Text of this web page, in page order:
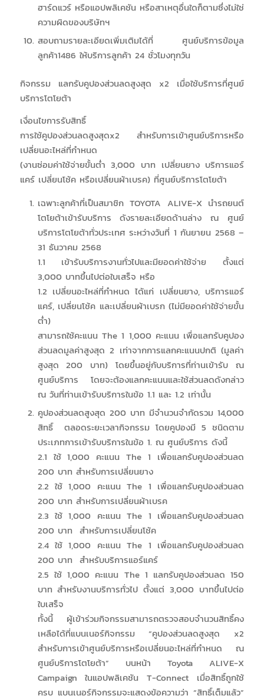
ฮาร์ดแวร์ หรือแอปพลิเคชัน หรือสาเหตุอื่นใดก็ตามซึ่งไม่ใช่
ความผิดของบริษัทฯ
สอบถามรายละเอียดเพิ่มเติมได้ที่ ศูนย์บริการข้อมูล
ลูกค้า1486 ให้บริการลูกค้า 24 ชั่วโมงทุกวัน
กิจกรรม แลกรับคูปองส่วนลดสูงสุด x2 เมื่อใช้บริการที่ศูนย์
บริการโตโยต้า
เงื่อนไขการรับสิทธิ์
การใช้คูปองส่วนลดสูงสุดx2 สำหรับการเข้าศูนย์บริการหรือ
เปลี่ยนอะไหล่ที่กำหนด
(งานซ่อมค่าใช้จ่ายขั้นต่ำ 3,000 บาท เปลี่ยนยาง บริการแอร์
แคร์ เปลี่ยนโช้ค หรือเปลี่ยนผ้าเบรค) ที่ศูนย์บริการโตโยต้า
เฉพาะลูกค้าที่เป็นสมาชิก TOYOTA ALIVE-X นำรถยนต์
โตโยต้าเข้ารับบริการ ดังรายละเอียดด้านล่าง ณ ศูนย์
บริการโตโยต้าทั่วประเทศ ระหว่างวันที่ 1 กันยายน 2568 –
31 ธันวาคม 2568
1.1 เข้ารับบริการงานทั่วไปและมียอดค่าใช้จ่าย ตั้งแต่
3,000 บาทขึ้นไปต่อใบเสร็จ หรือ
1.2 เปลี่ยนอะไหล่ที่กำหนด ได้แก่ เปลี่ยนยาง, บริการแอร์
แคร์, เปลี่ยนโช้ค และเปลี่ยนผ้าเบรก (ไม่มียอดค่าใช้จ่ายขั้น
ต่ำ)
สามารถใช้คะแนน The 1 1,000 คะแนน เพื่อแลกรับคูปอง
ส่วนลดมูลค่าสูงสุด 2 เท่าจากการแลกคะแนนปกติ (มูลค่า
สูงสุด 200 บาท) โดยขึ้นอยู่กับบริการที่ท่านเข้ารับ ณ
ศูนย์บริการ โดยจะต้องแลกคะแนนและใช้ส่วนลดดังกล่าว
ณ วันที่ท่านเข้ารับบริการในข้อ 1.1 และ 1.2 เท่านั้น
คูปองส่วนลดสูงสุด 200 บาท มีจำนวนจำกัดรวม 14,000
สิทธิ์ ตลอดระยะเวลากิจกรรม โดยคูปองมี 5 ชนิดตาม
ประเภทการเข้ารับบริการในข้อ 1. ณ ศูนย์บริการ ดังนี้
2.1 ใช้ 1,000 คะแนน The 1 เพื่อแลกรับคูปองส่วนลด
200 บาท สำหรับการเปลี่ยนยาง
2.2 ใช้ 1,000 คะแนน The 1 เพื่อแลกรับคูปองส่วนลด
200 บาท สำหรับการเปลี่ยนผ้าเบรค
2.3 ใช้ 1,000 คะแนน The 1 เพื่อแลกรับคูปองส่วนลด
200 บาท สำหรับการเปลี่ยนโช้ค
2.4 ใช้ 1,000 คะแนน The 1 เพื่อแลกรับคูปองส่วนลด
200 บาท สำหรับบริการแอร์แคร์
2.5 ใช้ 1,000 คะแนน The 1 แลกรับคูปองส่วนลด 150
บาท สำหรับงานบริการทั่วไป ตั้งแต่ 3,000 บาทขึ้นไปต่อ
ใบเสร็จ
ทั้งนี้ ผู้เข้าร่วมกิจกรรมสามารถตรวจสอบจำนวนสิทธิ์คง
เหลือได้ที่แบนเนอร์กิจกรรม “คูปองส่วนลดสูงสุด x2
สำหรับการเข้าศูนย์บริการหรือเปลี่ยนอะไหล่ที่กำหนด ณ
ศูนย์บริการโตโยต้า” บนหน้า Toyota ALIVE-X
Campaign ในแอปพลิเคชัน T-Connect เมื่อสิทธิ์ถูกใช้
ครบ แบนเนอร์กิจกรรมจะแสดงข้อความว่า “สิทธิ์เต็มแล้ว”